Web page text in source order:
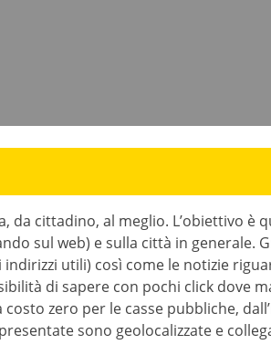
da cittadino, al meglio. L’obiettivo
sul web) e sulla città in
utili) così come le notizie
di sapere con pochi click dove
zero per le casse pubbliche,
sono geolocalizzate e